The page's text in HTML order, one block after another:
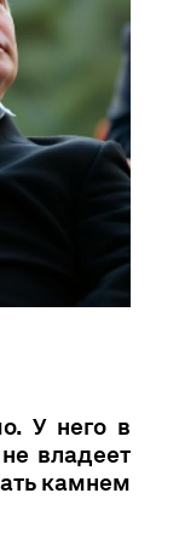
У него в
владеет
камнем